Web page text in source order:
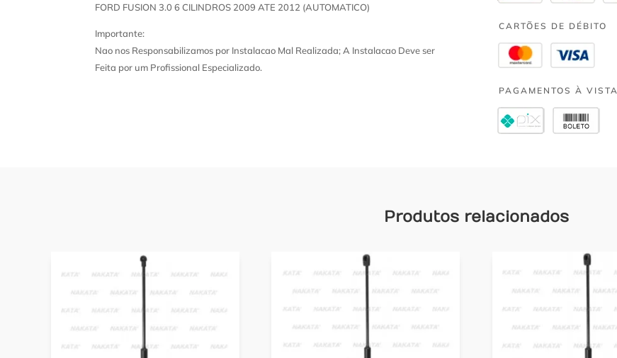
FORD FUSION 3.0 6 CILINDROS 2009 ATE 2012 (AUTOMATICO)
Importante:
Nao nos Responsabilizamos por Instalacao Mal Realizada; A Instalacao Deve ser
Feita por um Profissional Especializado.
CARTÕES DE DÉBITO
PAGAMENTOS À VISTA
Produtos relacionados